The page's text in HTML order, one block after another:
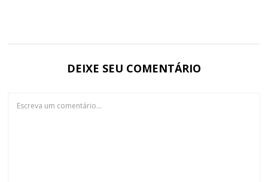
DEIXE SEU COMENTÁRIO